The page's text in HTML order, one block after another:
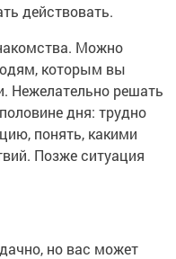
действовать.
Можно
которым вы
Нежелательно решать
дня: трудно
понять, какими
Позже ситуация
но вас может